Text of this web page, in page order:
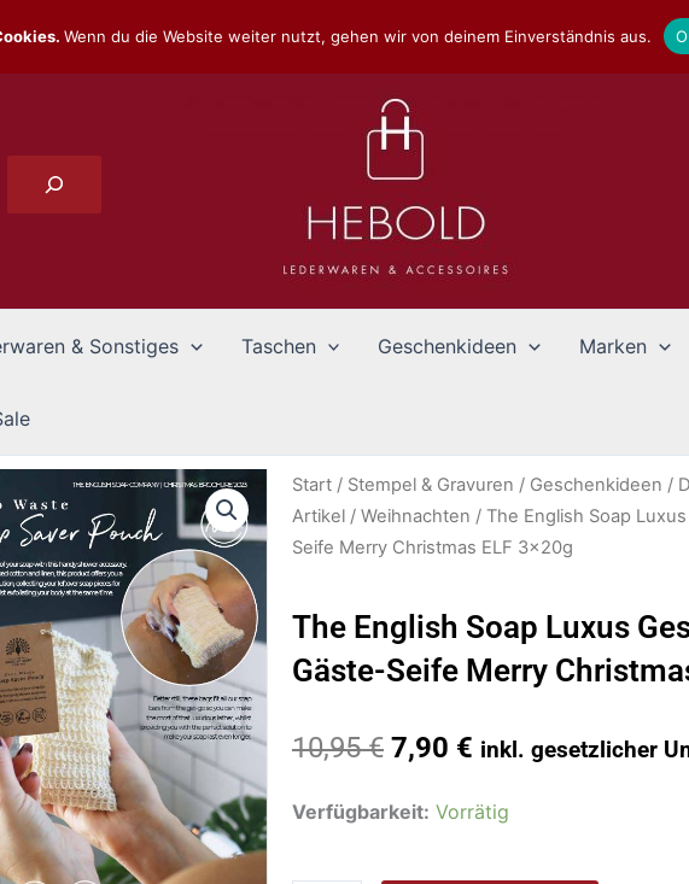
& Sonstiges Taschen Geschenkideen Marken
Start / Stempel & Gravuren / Geschenkideen /
Artikel / Weihnachten / The English Soap
Seife Merry Christmas ELF 3x20g
The English Soap Luxus
Gäste-Seife Merry
10,95€ Ursprünglicher
war:
7,90 € Aktueller
ist:
inkl. gesetzlicher
Verfügbarkeit: Vorrätig
The
Wenn du die Website weiter nutzt, gehen wir von deinem Einverständnis aus.